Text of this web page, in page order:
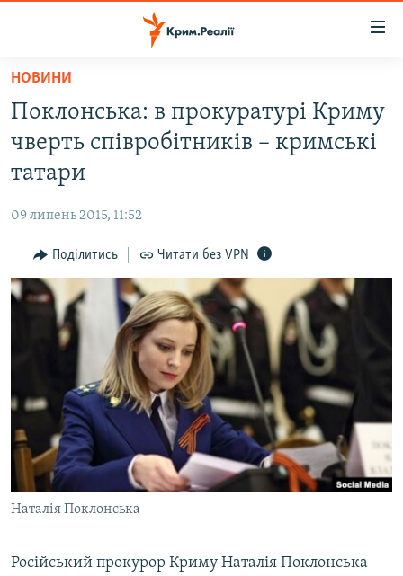
Перейти
основного
матеріалу
Перейти
до
основної
Перейти
до
пошуку
ВІДЕО ТА ФОТО
БЛОГИ
ПОГЛЯД
ІНТЕРВ'Ю
ВСЕ ЗА ДЕНЬ
СПЕЦПРОЕКТИ
ДЕПОРТАЦІЯ
ВІДЕОУРОКИ «ELIFBE»
СВІДЧЕННЯ ОКУПАЦІЇ
УКРАЇНСЬКА ПРОБЛЕМА КРИМУ
ІНФОГРАФІКА
ЯК ОБІЙТИ БЛОКУВАННЯ
Русский
Qırımtatar
ДОЛУЧАЙСЯ!
НОВИНИ
Поклонська: в прокуратурі Криму
чверть співробітників – кримські
татари
09 липень 2015, 11:52
Поділитись Читати без VPN
Наталія Поклонська
Російський прокурор Криму Наталія Поклонська